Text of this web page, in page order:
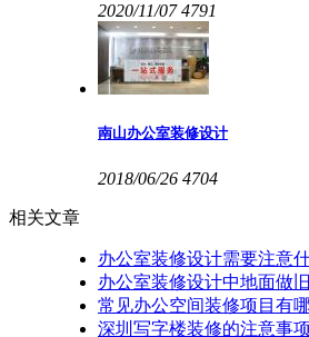
2020/11/07 4791
南山办公室装修设计
2018/06/26 4704
相关文章
办公室装修设计需要注意
办公室装修设计中地面做
常见办公空间装修项目有
深圳写字楼装修的注意事